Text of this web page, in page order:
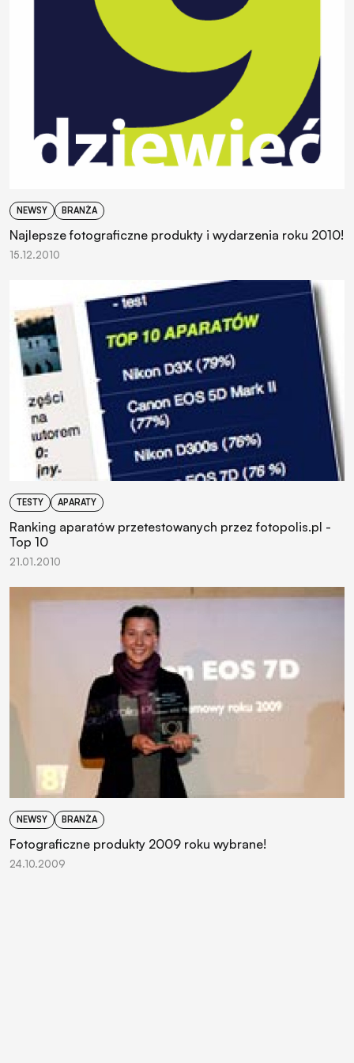
NEWSY BRANŻA
Najlepsze fotograficzne produkty i wydarzenia roku 2010!
15.12.2010
TESTY APARATY
Ranking aparatów przetestowanych przez fotopolis.pl -
Top 10
21.01.2010
NEWSY BRANŻA
Fotograficzne produkty 2009 roku wybrane!
24.10.2009